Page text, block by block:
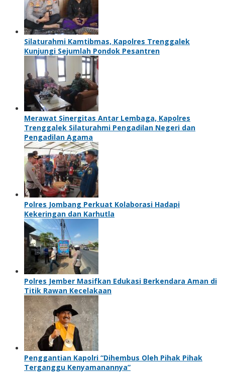
Silaturahmi Kamtibmas, Kapolres Trenggalek
Kunjungi Sejumlah Pondok Pesantren
Merawat Sinergitas Antar Lembaga, Kapolres
Trenggalek Silaturahmi Pengadilan Negeri dan
Pengadilan Agama
Polres Jombang Perkuat Kolaborasi Hadapi
Kekeringan dan Karhutla
Polres Jember Masifkan Edukasi Berkendara Aman di
Titik Rawan Kecelakaan
Penggantian Kapolri “Dihembus Oleh Pihak Pihak
Terganggu Kenyamanannya”